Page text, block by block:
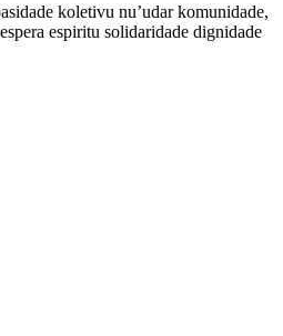
koletivu nu’udar komunidade,
espiritu solidaridade dignidade